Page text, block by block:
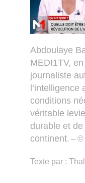
Abdoulaye
MEDI1TV,
journaliste
l’intelligence
conditions
véritable
durable et
continent. – ©
Texte par :